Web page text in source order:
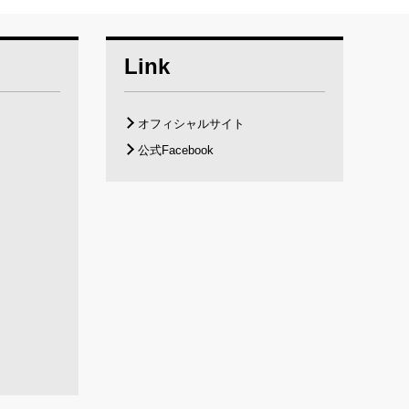
Link
オフィシャルサイト
公式Facebook